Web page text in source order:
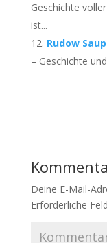
Geschichte
ist...
Rudow
– Geschichte
Deine E-Mail-
Erforderliche